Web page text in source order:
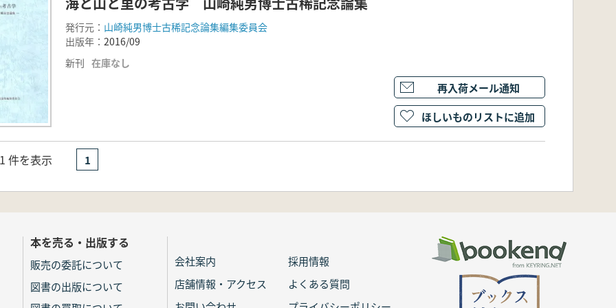
発行元： 山崎純男博士古稀記念論集編集委員会
出版年： 2016/09
新刊 在庫なし
再入荷メール通知
ほしいものリストに追加
件を表示 1
本を売る・出版する
販売の委託について
図書の出版について
会社案内
採用情報
店舗情報・アクセス
よくある質問